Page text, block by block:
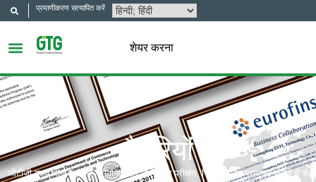
प्रमाणीकरण सत्यापित करें
शेयर करना
बैटरियों
जीटीजी ग्रुप चीन में सबसे सम्मानित और प्रतिष्ठित परीक्षण, निरीक्षण और प्रमाणन कंपनी में से